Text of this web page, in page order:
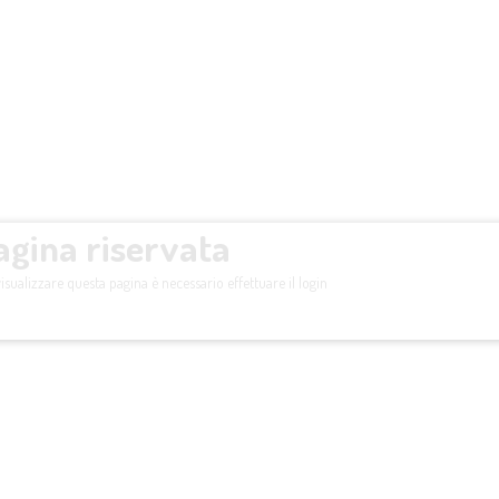
riservata
questa pagina è necessario effettuare il login